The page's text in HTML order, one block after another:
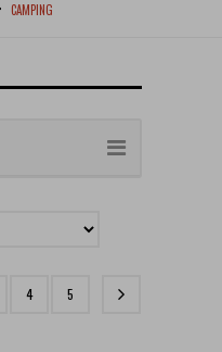
CAMPING
4 5